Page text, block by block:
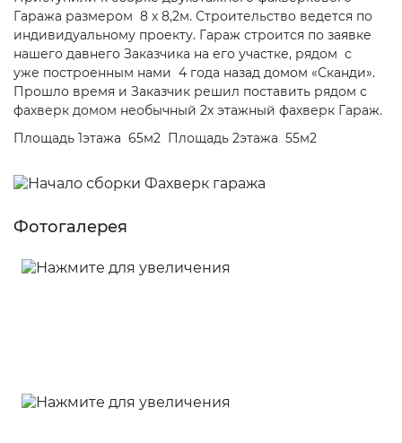
Гаража размером 8 х 8,2м. Строительство ведется по
индивидуальному проекту. Гараж строится по заявке
нашего давнего Заказчика на его участке, рядом с
уже построенным нами 4 года назад домом «Сканди».
Прошло время и Заказчик решил поставить рядом с
фахверк домом необычный 2х этажный фахверк Гараж.
Площадь 1этажа 65м2 Площадь 2этажа 55м2
Фотогалерея